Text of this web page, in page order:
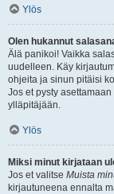
Ylös
Olen hukannut
Älä panikoi! Vaikka
uudelleen. Käy
ohjeita ja sinun pitäisi
Jos et pysty
ylläpitäjään.
Ylös
Miksi minut kirjataan
Jos et valitse Muista
kirjautuneena ennalta